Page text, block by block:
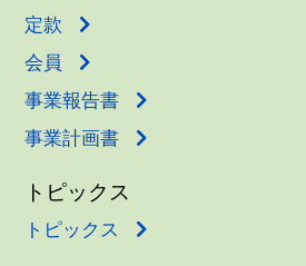
定款
会員
事業報告書
事業計画書
トピックス
トピックス